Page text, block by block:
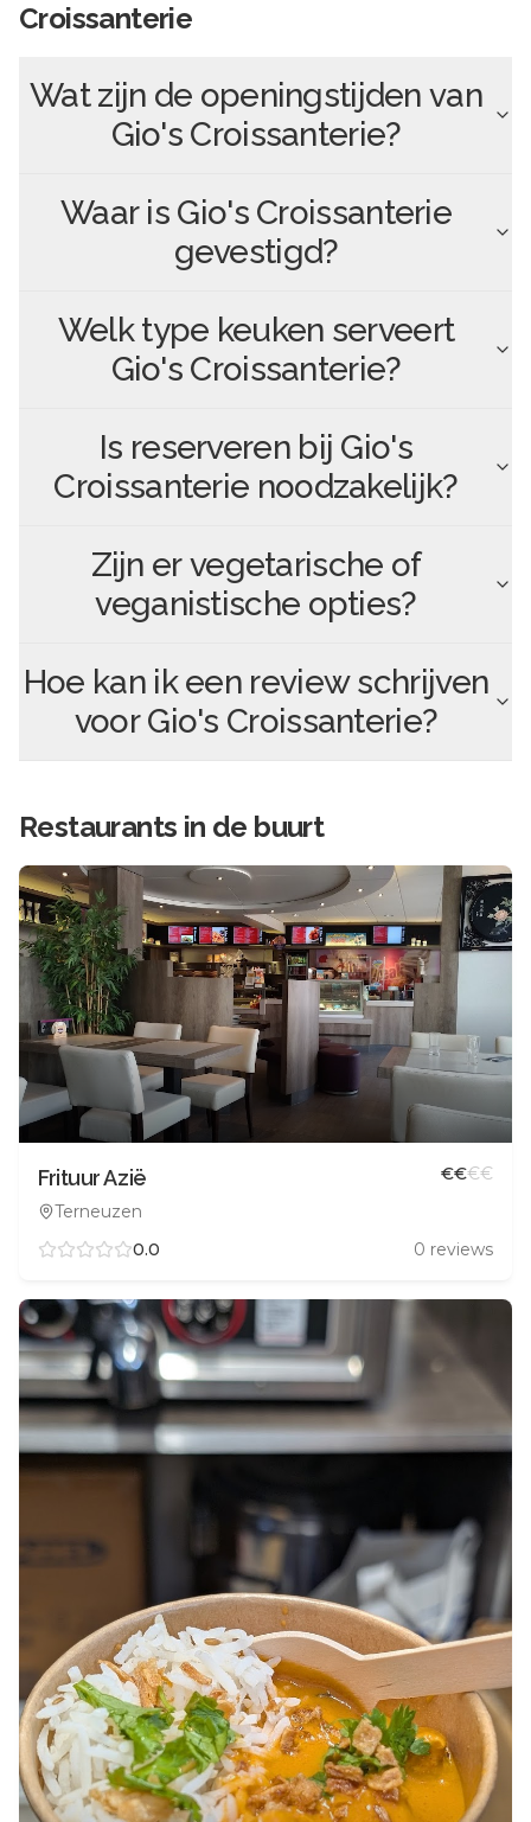
Croissanterie
Wat zijn de openingstijden van
Gio's Croissanterie?
Waar is Gio's Croissanterie
gevestigd?
Welk type keuken serveert
Gio's Croissanterie?
Is reserveren bij Gio's
Croissanterie noodzakelijk?
Zijn er vegetarische of
veganistische opties?
Hoe kan ik een review schrijven
voorGio's Croissanterie?
Restaurants in de buurt
Frituur Azië
Terneuzen
€€€€
0.0 0 reviews